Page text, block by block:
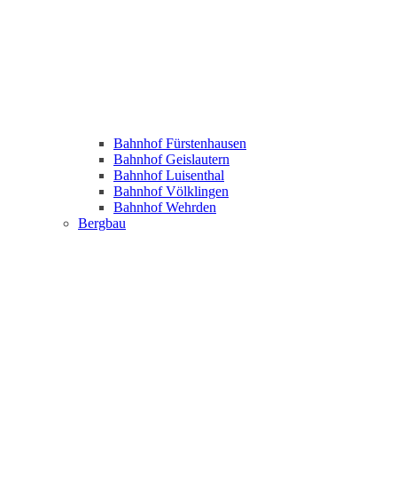
Bahnhof Fürstenhausen
Bahnhof Geislautern
Bahnhof Luisenthal
Bahnhof Völklingen
Bahnhof Wehrden
Bergbau